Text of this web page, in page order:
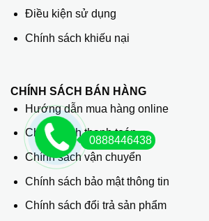
Điều kiện sử dụng
Chính sách khiếu nại
CHÍNH SÁCH BÁN HÀNG
Hướng dẫn mua hàng online
Chính sách thanh toán
Chính sách vận chuyển
Chính sách bảo mật thông tin
Chính sách đổi trả sản phẩm
0888446438